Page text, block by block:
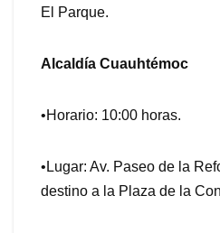
El Parque.
Alcaldía Cuauhtémoc
•Horario: 10:00 horas.
•Lugar: Av. Paseo de la
destino a la Plaza de la